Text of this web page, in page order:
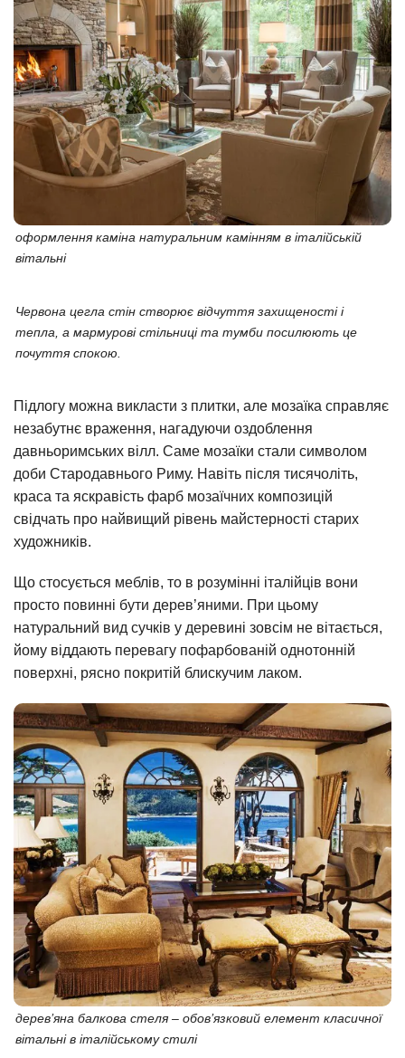
оформлення каміна натуральним камінням в італійській
вітальні
Червона цегла стін створює відчуття захищеності і
тепла, а мармурові стільниці та тумби посилюють це
почуття спокою.
Підлогу можна викласти з плитки, але мозаїка справляє
незабутнє враження, нагадуючи оздоблення
давньоримських вілл. Саме мозаїки стали символом
доби Стародавнього Риму. Навіть після тисячоліть,
краса та яскравість фарб мозаїчних композицій
свідчать про найвищий рівень майстерності старих
художників.
Що стосується меблів, то в розумінні італійців вони
просто повинні бути дерев’яними. При цьому
натуральний вид сучків у деревині зовсім не вітається,
йому віддають перевагу пофарбованій однотонній
поверхні, рясно покритій блискучим лаком.
дерев’яна балкова стеля – обов’язковий елемент класичної
вітальні в італійському стилі